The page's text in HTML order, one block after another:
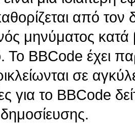
από τον
μηνύματος
Το BBCode έχει
σε
για το BBCode